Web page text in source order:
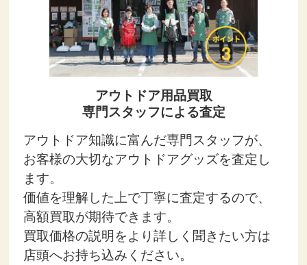
アウトドア用品買取
専門スタッフによる査定
アウトドア知識に富んだ専門スタッフが、
お客様の大切なアウトドアグッズを査定し
ます。
価値を理解した上で丁寧に査定するので、
高額買取が期待できます。
買取価格の説明をより詳しく聞きたい方は
店頭へお持ち込みください。